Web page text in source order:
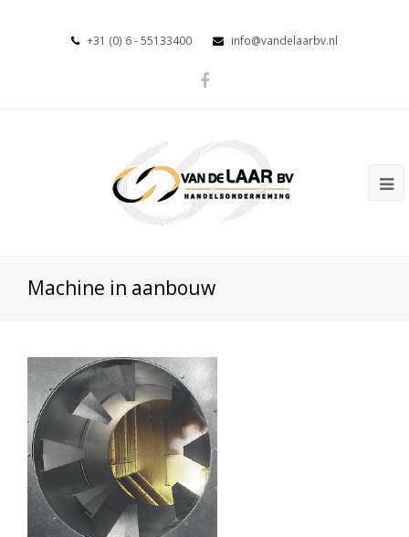
+31 (0) 6 - 55133400 info@vandelaarbv.nl
Machine in aanbouw